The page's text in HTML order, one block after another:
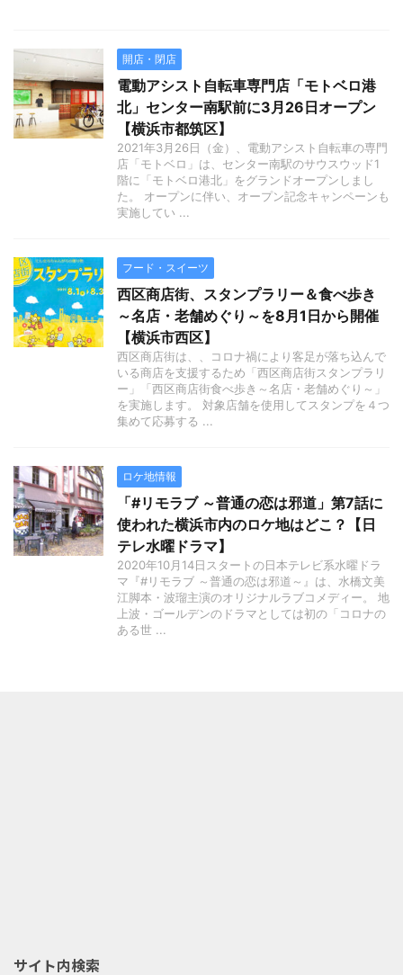
開店・閉店
電動アシスト自転車専門店「モトベロ港
北」センター南駅前に3月26日オープン
【横浜市都筑区】
2021年3月26日（金）、電動アシスト自転車の専門
店「モトベロ」は、センター南駅のサウスウッド1
階に「モトベロ港北」をグランドオープンしまし
た。 オープンに伴い、オープン記念キャンペーンも
実施してい ...
フード・スイーツ
西区商店街、スタンプラリー＆食べ歩き
～名店・老舗めぐり～を8月1日から開催
【横浜市西区】
西区商店街は、、コロナ禍により客足が落ち込んで
いる商店を支援するため「西区商店街スタンプラリ
ー」「西区商店街食べ歩き～名店・老舗めぐり～」
を実施します。 対象店舗を使用してスタンプを４つ
集めて応募する ...
ロケ地情報
「#リモラブ ～普通の恋は邪道」第7話に
使われた横浜市内のロケ地はどこ？【日
テレ水曜ドラマ】
2020年10月14日スタートの日本テレビ系水曜ドラ
マ『#リモラブ ～普通の恋は邪道～』は、水橋文美
江脚本・波瑠主演のオリジナルラブコメディー。 地
上波・ゴールデンのドラマとしては初の「コロナの
ある世 ...
サイト内検索